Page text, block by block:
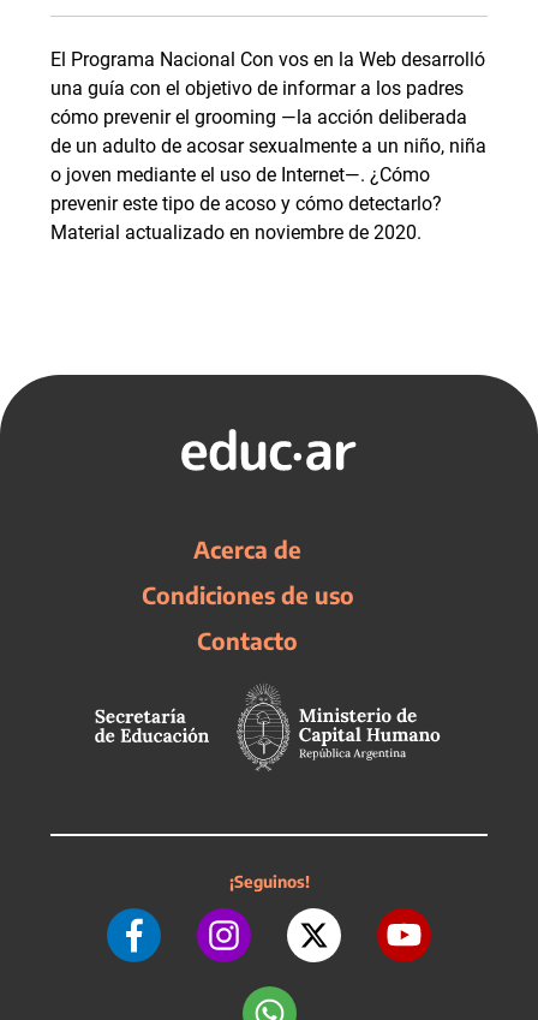
El Programa Nacional Con vos en la Web desarrolló
una guía con el objetivo de informar a los padres
cómo prevenir el grooming —la acción deliberada
de un adulto de acosar sexualmente a un niño, niña
o joven mediante el uso de Internet—. ¿Cómo
prevenir este tipo de acoso y cómo detectarlo?
Material actualizado en noviembre de 2020.
Acerca de
Condiciones de uso
Contacto
¡Seguinos!